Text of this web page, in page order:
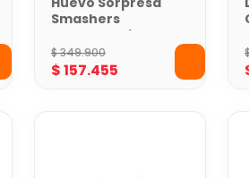
Smashers
Calavera Gigante
Dino Island
$349.900
$157.455